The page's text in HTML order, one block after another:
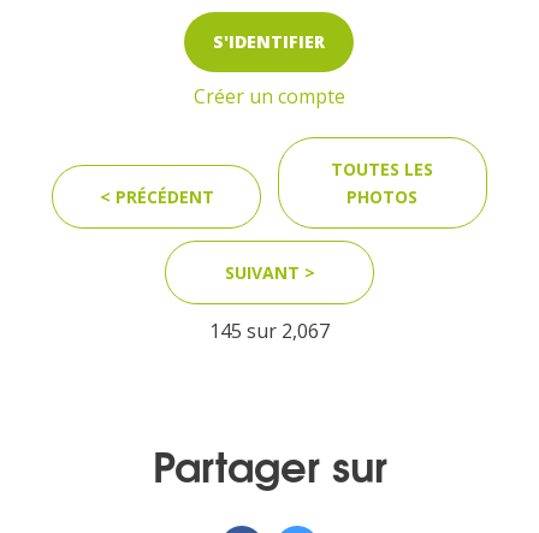
Documents
LES ÎLES VANILLE
S'IDENTIFIER
Créer un compte
< PRÉCÉDENT
TOUTES LES
PHOTOS
SUIVANT >
145 sur 2,067
Partager sur